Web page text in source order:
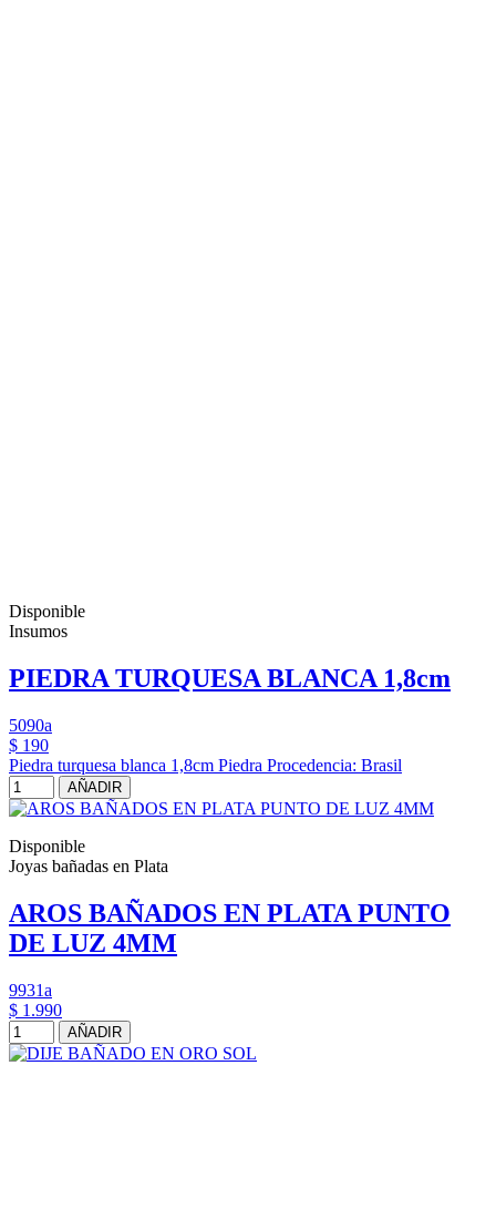
Disponible
Insumos
PIEDRA TURQUESA BLANCA 1,8cm
5090a
$ 190
Piedra turquesa blanca 1,8cm Piedra Procedencia: Brasil
AÑADIR
Disponible
Joyas bañadas en Plata
AROS BAÑADOS EN PLATA PUNTO
DE LUZ 4MM
9931a
$ 1.990
AÑADIR